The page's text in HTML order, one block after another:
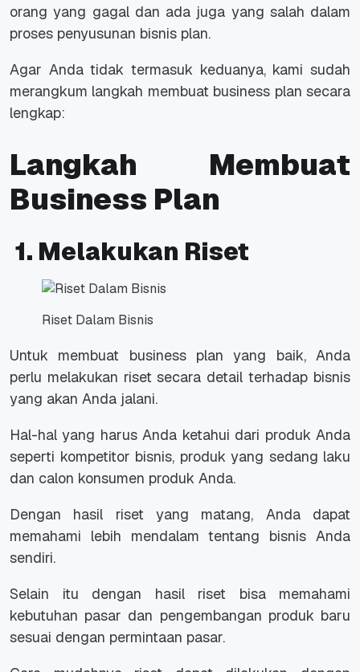
orang yang gagal dan ada juga yang salah dalam
proses penyusunan bisnis plan.
Agar Anda tidak termasuk keduanya, kami sudah
merangkum langkah membuat business plan secara
lengkap:
Langkah Membuat
Business Plan
1. Melakukan Riset
Riset Dalam Bisnis
Untuk membuat business plan yang baik, Anda
perlu melakukan riset secara detail terhadap bisnis
yang akan Anda jalani.
Hal-hal yang harus Anda ketahui dari produk Anda
seperti kompetitor bisnis, produk yang sedang laku
dan calon konsumen produk Anda.
Dengan hasil riset yang matang, Anda dapat
memahami lebih mendalam tentang bisnis Anda
sendiri.
Selain itu dengan hasil riset bisa memahami
kebutuhan pasar dan pengembangan produk baru
sesuai dengan permintaan pasar.